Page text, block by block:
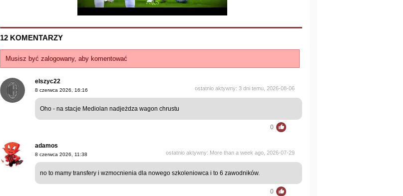
12 KOMENTARZY
Musisz być zalogowany, aby komentować
elszyc22
ostatnio aktywny: 3 dni temu, 2026-08-06
8 czerwca 2026, 16:16
Oho - na stacje Mediolan nadjeżdza wagon chrustu
0
adamos
ostatnio aktywny: More than a week ago, 2026-07-29
8 czerwca 2026, 11:38
no to mamy transfery i wzmocnienia dla nowego szkoleniowca i to 6 zawodników.
0